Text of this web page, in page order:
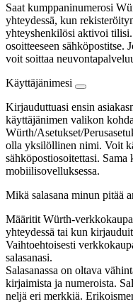
Saat kumppaninumerosi
yhteydessä, kun
yhteyshenkilösi aktivoi
osoitteeseen sähköpostitse.
voit soittaa
Käyttäjänimesi
Kirjauduttuasi ensin
käyttäjänimen valikon
Würth/Asetukset/
olla yksilöllinen nimi. Voit
sähköpostiosoitettasi.
mobiilisovelluksessa.
Mikä salasana minun pitää
Määritit Würth-
yhteydessä tai kun
Vaihtoehtoisesti
salasanasi.
Salasanassa on oltava
kirjaimista ja numeroista.
neljä eri merkkiä.